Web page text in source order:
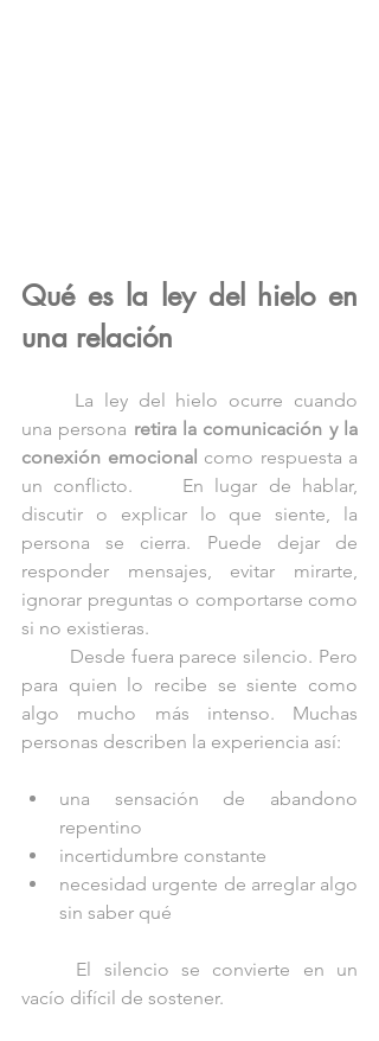
Qué es la ley del hielo en
una relación
una persona retira la comunicación y la
conexión emocional como respuesta a
un conflicto. 	En lugar de hablar,
discutir o explicar lo que siente, la
persona se cierra. Puede dejar de
responder mensajes, evitar mirarte,
ignorar preguntas o comportarse como
si no existieras.
para quien lo recibe se siente como
algo mucho más intenso. Muchas
personas describen la experiencia así:
una sensación de abandono
repentino
incertidumbre constante
necesidad urgente de arreglar algo
sin saber qué
vacío difícil de sostener.